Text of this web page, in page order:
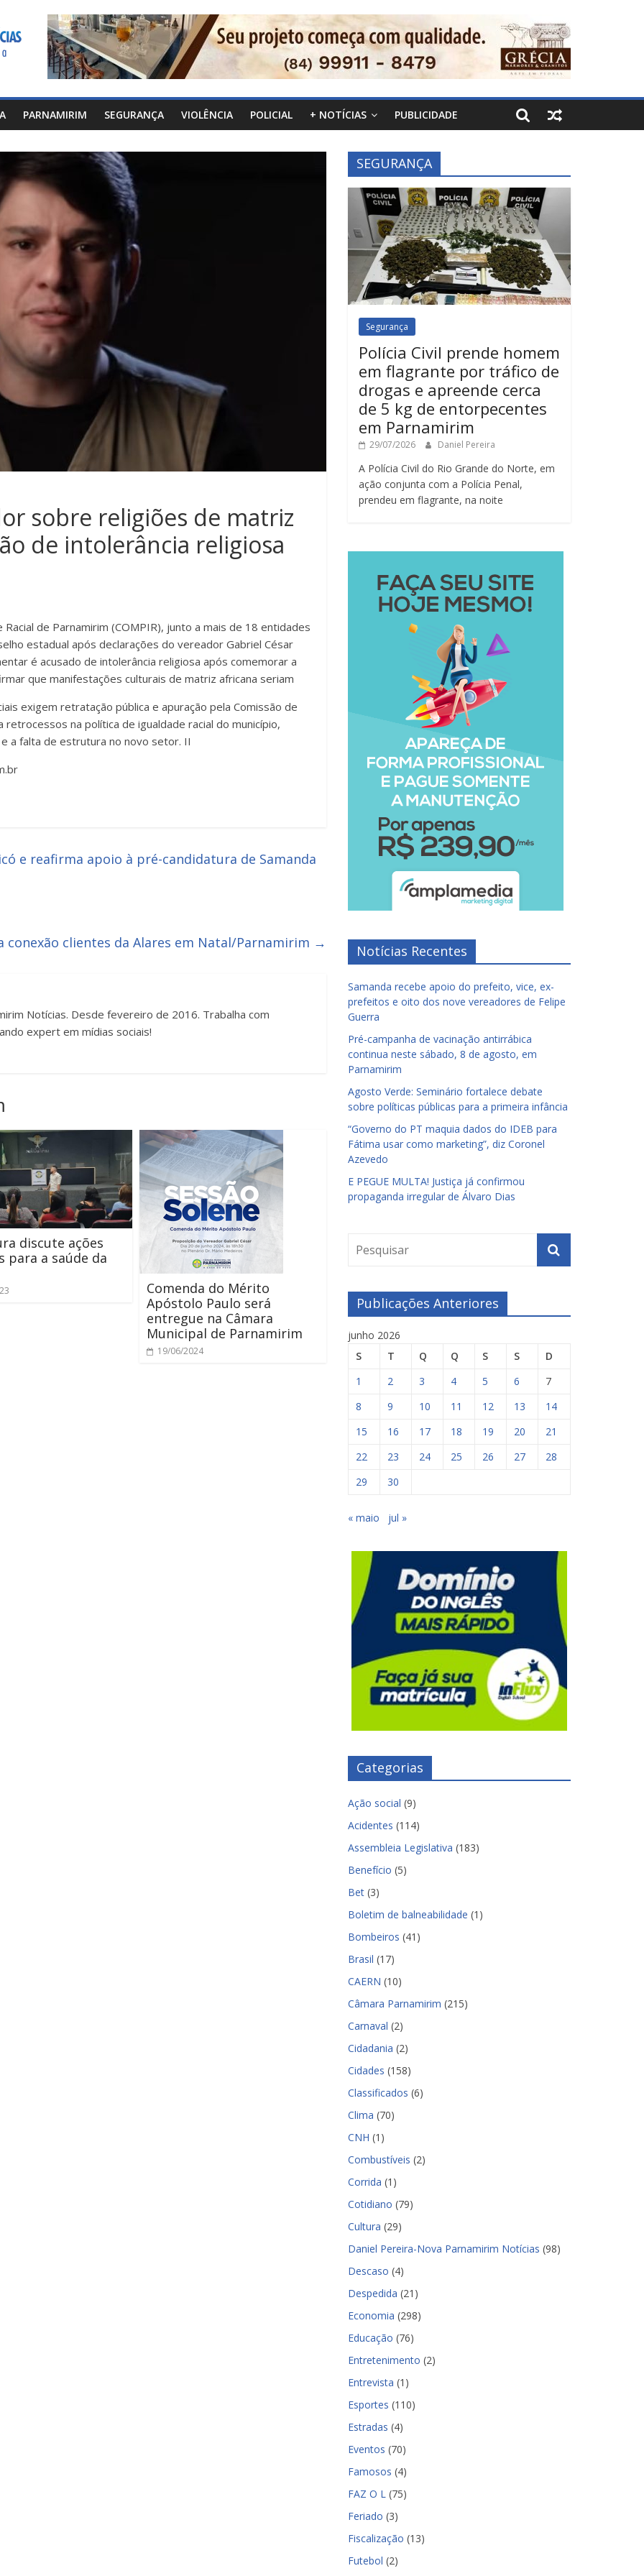
PARNAMIRIM SEGURANÇA VIOLÊNCIA POLICIAL + NOTÍCIAS PUBLICIDADE
sobre religiões de matriz
de intolerância religiosa
de Parnamirim (COMPIR), junto a mais de 18 entidades
estadual após declarações do vereador Gabriel César
é acusado de intolerância religiosa após comemorar a
que manifestações culturais de matriz africana seriam
exigem retratação pública e apuração pela Comissão de
retrocessos na política de igualdade racial do município,
a falta de estrutura no novo setor. II
e reafirma apoio à pré-candidatura de Samanda
conexão clientes da Alares em Natal/Parnamirim →
Notícias. Desde fevereiro de 2016. Trabalha com
expert em mídias sociais!
discute ações
para a saúde da
Comenda do Mérito
Apóstolo Paulo será
entregue na Câmara
Municipal de Parnamirim
19/06/2024
SEGURANÇA
Segurança
Polícia Civil prende homem
em flagrante por tráfico de
drogas e apreende cerca
de 5 kg de entorpecentes
em Parnamirim
29/07/2026 Daniel Pereira
A Polícia Civil do Rio Grande do Norte, em
ação conjunta com a Polícia Penal,
prendeu em flagrante, na noite
Notícias Recentes
Samanda recebe apoio do prefeito, vice, ex-
prefeitos e oito dos nove vereadores de Felipe
Guerra
Pré-campanha de vacinação antirrábica
continua neste sábado, 8 de agosto, em
Parnamirim
Agosto Verde: Seminário fortalece debate
sobre políticas públicas para a primeira infância
“Governo do PT maquia dados do IDEB para
Fátima usar como marketing”, diz Coronel
Azevedo
E PEGUE MULTA! Justiça já confirmou
propaganda irregular de Álvaro Dias
Publicações Anteriores
junho 2026
S
T Q Q S S
D
1
2 3 4 5 6
7
8
9 10 11 12 13
14
15
16 17 18 19 20
21
22
23 24 25 26 27
28
29
30
« maio jul »
Categorias
Ação social (9)
Acidentes (114)
Assembleia Legislativa (183)
Benefício (5)
Bet (3)
Boletim de balneabilidade (1)
Bombeiros (41)
Brasil (17)
CAERN (10)
Câmara Parnamirim (215)
Carnaval (2)
Cidadania (2)
Cidades (158)
Classificados (6)
Clima (70)
CNH (1)
Combustíveis (2)
Corrida (1)
Cotidiano (79)
Cultura (29)
Daniel Pereira-Nova Parnamirim Notícias (98)
Descaso (4)
Despedida (21)
Economia (298)
Educação (76)
Entretenimento (2)
Entrevista (1)
Esportes (110)
Estradas (4)
Eventos (70)
Famosos (4)
FAZ O L (75)
Feriado (3)
Fiscalização (13)
Futebol (2)